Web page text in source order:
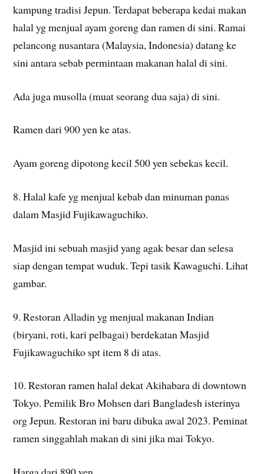
kampung tradisi Jepun. Terdapat beberapa kedai makan
halal yg menjual ayam goreng dan ramen di sini. Ramai
pelancong nusantara (Malaysia, Indonesia) datang ke
sini antara sebab permintaan makanan halal di sini.
Ada juga musolla (muat seorang dua saja) di sini.
Ramen dari 900 yen ke atas.
Ayam goreng dipotong kecil 500 yen sebekas kecil.
8. Halal kafe yg menjual kebab dan minuman panas
dalam Masjid Fujikawaguchiko.
Masjid ini sebuah masjid yang agak besar dan selesa
siap dengan tempat wuduk. Tepi tasik Kawaguchi. Lihat
gambar.
9. Restoran Alladin yg menjual makanan Indian
(biryani, roti, kari pelbagai) berdekatan Masjid
Fujikawaguchiko spt item 8 di atas.
10. Restoran ramen halal dekat Akihabara di downtown
Tokyo. Pemilik Bro Mohsen dari Bangladesh isterinya
org Jepun. Restoran ini baru dibuka awal 2023. Peminat
ramen singgahlah makan di sini jika mai Tokyo.